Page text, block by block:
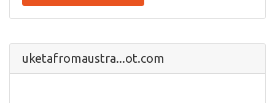
uketafromaustra...ot.com